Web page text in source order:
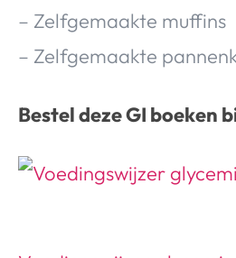
– Zelfgemaakte muffins
– Zelfgemaakte
Bestel deze GI boeken